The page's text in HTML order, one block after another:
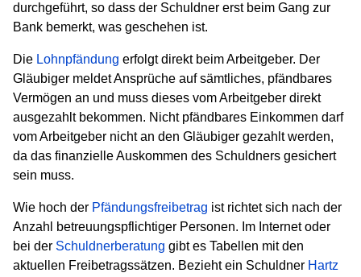
durchgeführt, so dass der Schuldner erst beim Gang zur
Bank bemerkt, was geschehen ist.
Die Lohnpfändung erfolgt direkt beim Arbeitgeber. Der
Gläubiger meldet Ansprüche auf sämtliches, pfändbares
Vermögen an und muss dieses vom Arbeitgeber direkt
ausgezahlt bekommen. Nicht pfändbares Einkommen darf
vom Arbeitgeber nicht an den Gläubiger gezahlt werden,
da das finanzielle Auskommen des Schuldners gesichert
sein muss.
Wie hoch der Pfändungsfreibetrag ist richtet sich nach der
Anzahl betreuungspflichtiger Personen. Im Internet oder
bei der Schuldnerberatung gibt es Tabellen mit den
aktuellen Freibetragssätzen. Bezieht ein Schuldner Hartz